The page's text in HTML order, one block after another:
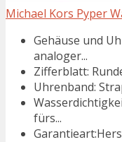
Michael Kors Pyper
Gehäuse und
analoger...
Zifferblatt:
Uhrenband:
fürs...